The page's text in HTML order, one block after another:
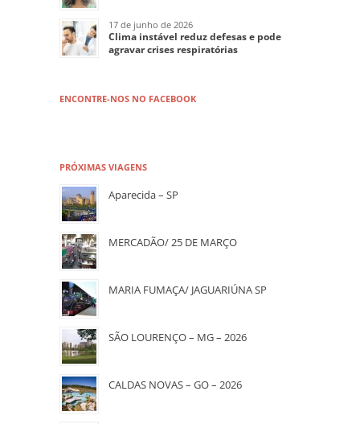
17 de junho de 2026
Clima instável reduz defesas e pode
agravar crises respiratórias
ENCONTRE-NOS NO FACEBOOK
PRÓXIMAS VIAGENS
Aparecida – SP
MERCADÃO/ 25 DE MARÇO
MARIA FUMAÇA/ JAGUARIÚNA SP
SÃO LOURENÇO – MG – 2026
CALDAS NOVAS – GO – 2026